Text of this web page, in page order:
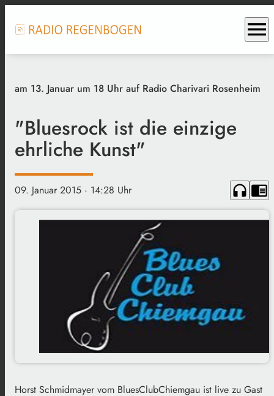
menu
am 13. Januar um 18 Uhr auf Radio Charivari Rosenheim
"Bluesrock ist die einzige
ehrliche Kunst"
09. Januar 2015 · 14:28 Uhr headphones chrome_reader_mode
Horst Schmidmayer vom BluesClubChiemgau ist live zu Gast